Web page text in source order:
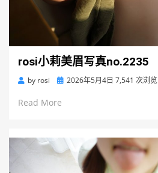
rosi小莉美眉写真no.2235
by rosi
Posted2026年5月4日 7,541 次浏览
Read More